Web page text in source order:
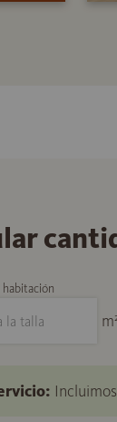
habitación